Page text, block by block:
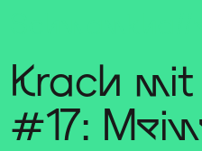
Krach
#17: